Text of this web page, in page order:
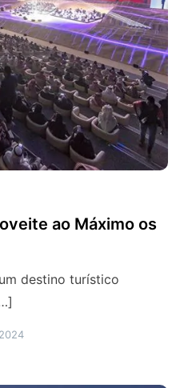
ao Máximo os
destino turístico